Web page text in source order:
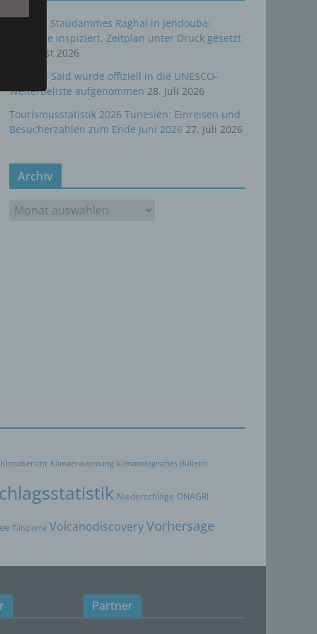
Bau des Staudammes Raghai in Jendouba:
Baustelle inspiziert, Zeitplan unter Druck gesetzt
2. August 2026
Sidi Bou Said wurde offiziell in die UNESCO-
Welterbeliste aufgenommen 28. Juli 2026
Tourismusstatistik 2026 Tunesien: Einreisen und
Besucherzahlen zum Ende Juni 2026 27. Juli 2026
Archiv
Klimabericht Klimaerwärmung klimatologisches Bulletin
Niederschläge ONAGRI
Talsperre VolcanodiscoveryVorhersage
Partner
das